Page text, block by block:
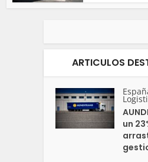
ARTICULOS
un